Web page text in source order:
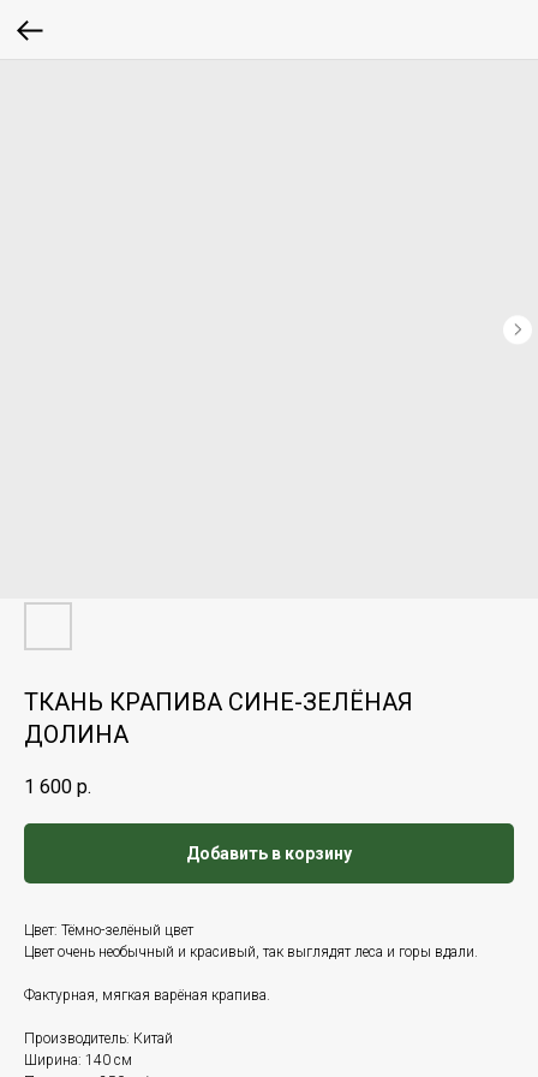
ТКАНЬ КРАПИВА СИНЕ-ЗЕЛЁНАЯ
ДОЛИНА
1 600 р.
Добавить в корзину
Цвет: Тёмно-зелёный цвет
Цвет очень необычный и красивый, так выглядят леса и горы вдали.
Фактурная, мягкая варёная крапива.
Производитель: Китай
Ширина: 140 см